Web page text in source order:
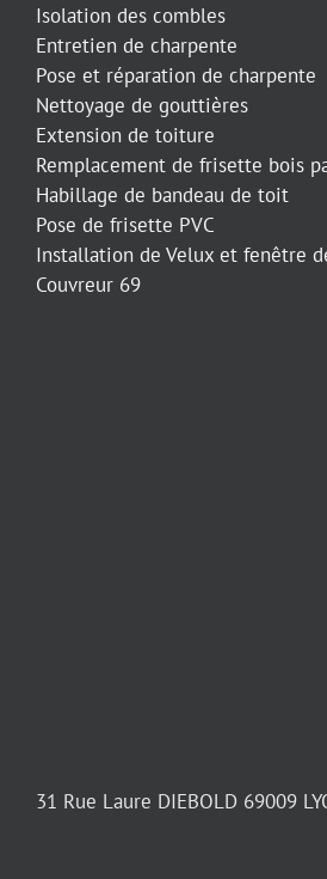
Isolation des combles
Entretien de charpente
Pose et réparation de charpente
Nettoyage de gouttières
Extension de toiture
Remplacement de frisette bois
Habillage de bandeau de toit
Pose de frisette PVC
Installation de Velux et fenêtre
Couvreur 69
31 Rue Laure DIEBOLD 69009